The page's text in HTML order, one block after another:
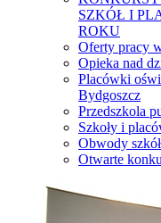
SZKÓŁ I
ROKU
Oferty pracy
Opieka nad
Placówki
Bydgoszcz
Przedszkola
Szkoły i
Obwody
Otwarte